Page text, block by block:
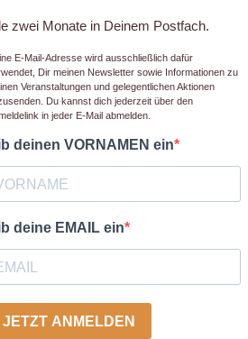
zwei Monate in Deinem Postfach.
E-Mail-Adresse wird ausschließlich dafür
Dir meinen Newsletter sowie Informationen zu
Veranstaltungen und gelegentlichen Aktionen
Du kannst dich jederzeit über den
in jeder E-Mail abmelden.
deinen VORNAMEN ein
deine EMAIL ein
JETZT ANMELDEN